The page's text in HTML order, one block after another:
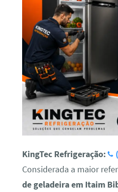
KingTec Refrigeração:
Considerada a maior
de geladeira em Itaim